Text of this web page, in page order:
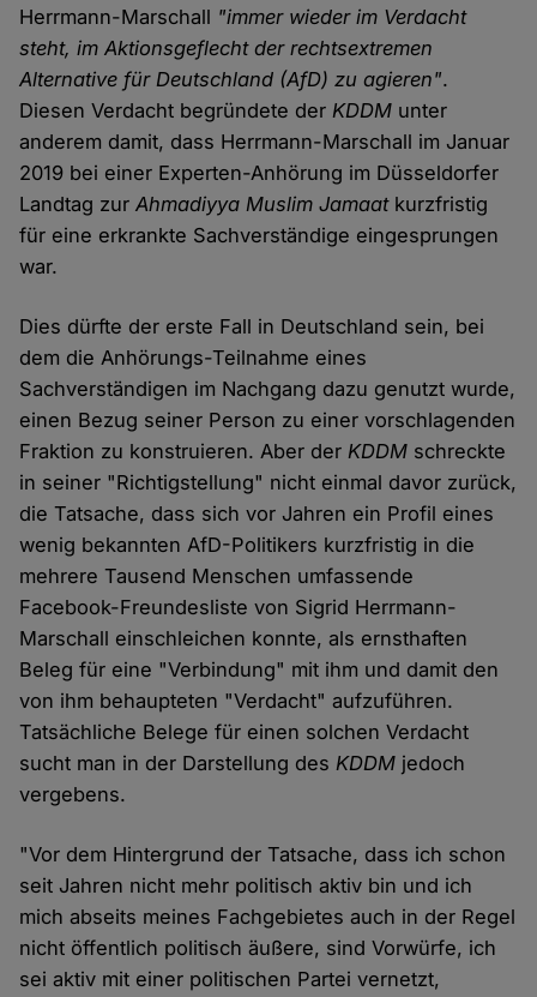
Herrmann-Marschall "immer wieder im Verdacht
steht, im Aktionsgeflecht der rechtsextremen
Alternative für Deutschland (AfD) zu agieren".
Diesen Verdacht begründete derKDDM unter
anderem damit, dass Herrmann-Marschall im Januar
2019 bei einer Experten-Anhörung im Düsseldorfer
Landtag zurAhmadiyya Muslim Jamaatkurzfristig
für eine erkrankte Sachverständige eingesprungen
war.
Dies dürfte der erste Fall in Deutschland sein, bei
dem die Anhörungs-Teilnahme eines
Sachverständigen im Nachgang dazu genutzt wurde,
einen Bezug seiner Person zu einer vorschlagenden
Fraktion zu konstruieren. Aber derKDDM schreckte
in seiner "Richtigstellung" nicht einmal davor zurück,
die Tatsache, dass sich vor Jahren ein Profil eines
wenig bekannten AfD-Politikers kurzfristig in die
mehrere Tausend Menschen umfassende
Facebook-Freundesliste von Sigrid Herrmann-
Marschall einschleichen konnte, als ernsthaften
Beleg für eine "Verbindung" mit ihm und damit den
von ihm behaupteten "Verdacht" aufzuführen.
Tatsächliche Belege für einen solchen Verdacht
sucht man in der Darstellung desKDDM jedoch
vergebens.
"Vor dem Hintergrund der Tatsache, dass ich schon
seit Jahren nicht mehr politisch aktiv bin und ich
mich abseits meines Fachgebietes auch in der Regel
nicht öffentlich politisch äußere, sind Vorwürfe, ich
sei aktiv mit einer politischen Partei vernetzt,